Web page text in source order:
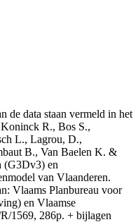
de data staan vermeld in het
R., Bos S.,
L., Lagrou, D.,
B., Van Baelen K. &
(G3Dv3) en
van Vlaanderen.
Vlaams Planbureau voor
en Vlaamse
1569, 286p. + bijlagen